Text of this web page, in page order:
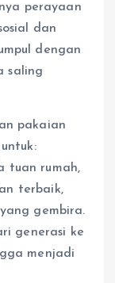
perayaan
dan
dengan
saling
pakaian
tuan rumah,
terbaik,
gembira.
generasi ke
menjadi